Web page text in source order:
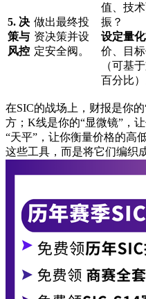
5. 决
策与
风控
做出最终投
资决策并设
定安全阀。
值、技
振？
设定量
价、目
（可基
百分比）
在SIC的战场上，财报是你
方；K线是你的“显微镜”，
“天平”，让你衡量价格的高
这些工具，而是将它们编织